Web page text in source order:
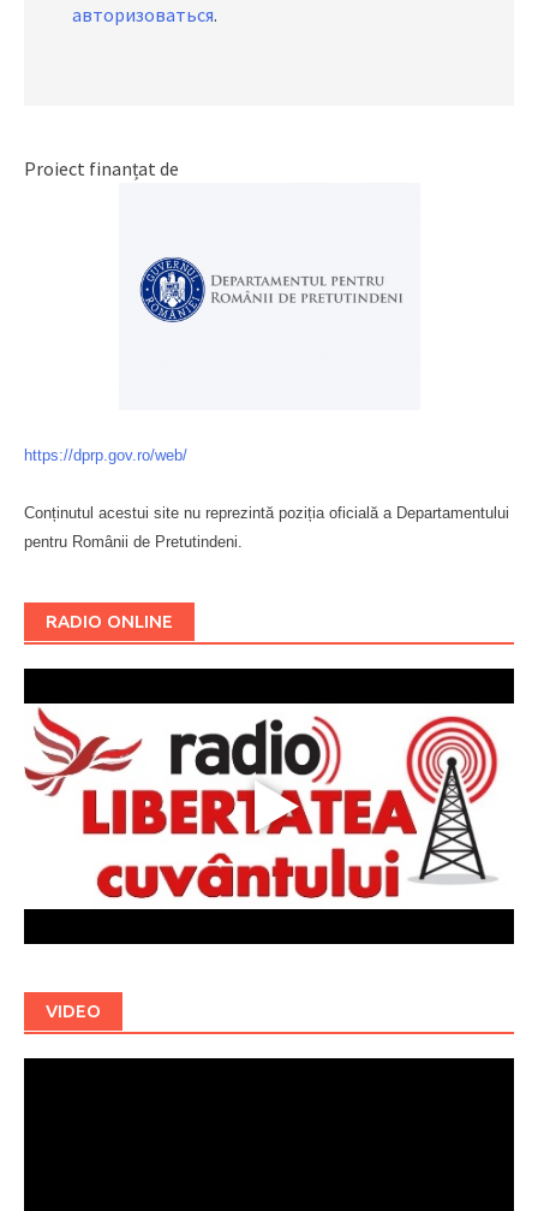
авторизоваться.
Proiect finanțat de
https://dprp.gov.ro/web/
Conținutul acestui site nu reprezintă poziția oficială a Departamentului
pentru Românii de Pretutindeni.
RADIO ONLINE
VIDEO